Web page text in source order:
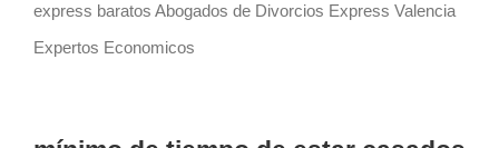
express baratos Abogados de Divorcios Express Valencia
Expertos Economicos